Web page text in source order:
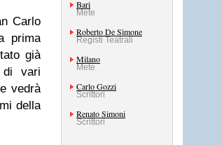
Carlo
prima
già
di vari
vedrà
della
Bari
Mete
Roberto De Simone
Registi Teatrali
Milano
Mete
Carlo Gozzi
Scrittori
Renato Simoni
Scrittori